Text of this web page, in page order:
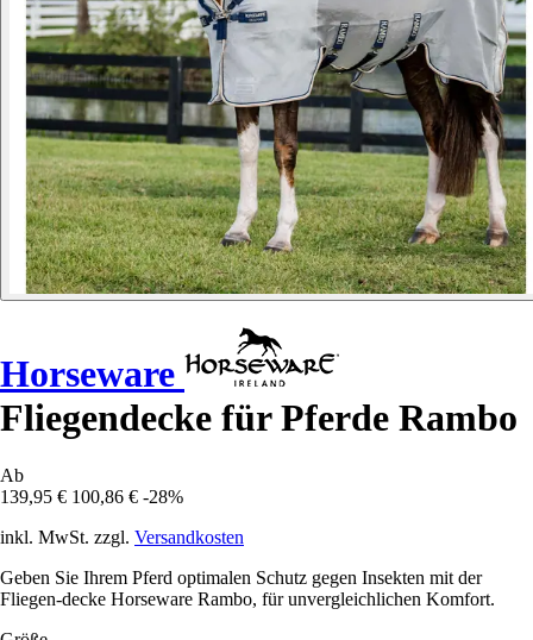
Horseware
Fliegendecke für Pferde Rambo
Ab
139,95 € 100,86 € -28%
inkl. MwSt. zzgl. Versandkosten
Geben Sie Ihrem Pferd optimalen Schutz gegen Insekten mit der
Fliegen-decke Horseware Rambo, für unvergleichlichen Komfort.